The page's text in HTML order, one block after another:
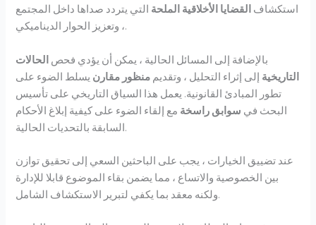
استكشاف القضايا الأخلاقية الملحة التي يتردد صداها داخل المجتمع
، وتعزيز الحوار الديناميكي.
بالإضافة إلى المسائل الحالية ، يمكن أن يؤدي فحص الحالات
التاريخية إلى إثراء التحليل ، وتقديم منظور مقارن يسلط الضوء على
تطور المبادئ القانونية. يعمل هذا السياق التاريخي على تأسيس
البحث في سوابق راسخة مع إلقاء الضوء على كيفية إبلاغ الأحكام
السابقة بالتحديات الحالية.
عند تضييق الخيارات ، يجب على الباحثين السعي إلى تحقيق توازن
بين الخصوصية والاتساع ، مما يضمن بقاء الموضوع قابلا للإدارة
ولكنه معقد بما يكفي لتبرير الاستكشاف الشامل.